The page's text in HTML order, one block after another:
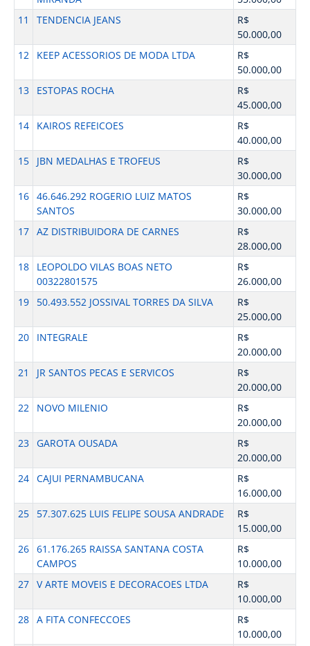
11
TENDENCIA JEANS
R$
50.000,00
12
KEEP ACESSORIOS DE MODA LTDA
R$
50.000,00
13
ESTOPAS ROCHA
R$
45.000,00
14
KAIROS REFEICOES
R$
40.000,00
15
JBN MEDALHAS E TROFEUS
R$
30.000,00
16 46.646.292 ROGERIO LUIZ MATOS
SANTOS
R$
30.000,00
17 AZ DISTRIBUIDORA DE CARNES
R$
28.000,00
18
LEOPOLDO VILAS BOAS NETO
00322801575
R$
26.000,00
19
50.493.552 JOSSIVAL TORRES DA SILVA
R$
25.000,00
20
INTEGRALE
R$
20.000,00
21
JR SANTOS PECAS E SERVICOS
R$
20.000,00
22
NOVO MILENIO
R$
20.000,00
23
GAROTA OUSADA
R$
20.000,00
24 CAJUI PERNAMBUCANA
R$
16.000,00
25
57.307.625 LUIS FELIPE SOUSA ANDRADE
R$
15.000,00
26 61.176.265 RAISSA SANTANA COSTA
CAMPOS
R$
10.000,00
27 V ARTE MOVEIS E DECORACOES LTDA
R$
10.000,00
28 A FITA CONFECCOES
R$
10.000,00